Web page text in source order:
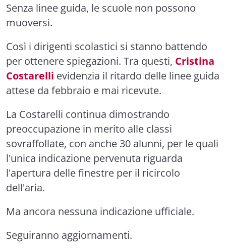
Senza linee guida, le scuole non possono
muoversi.
Così i dirigenti scolastici si stanno battendo
per ottenere spiegazioni. Tra questi, Cristina
Costarelli evidenzia il ritardo delle linee guida
attese da febbraio e mai ricevute.
La Costarelli continua dimostrando
preoccupazione in merito alle classi
sovraffollate, con anche 30 alunni, per le quali
l'unica indicazione pervenuta riguarda
l'apertura delle finestre per il ricircolo
dell'aria.
Ma ancora nessuna indicazione ufficiale.
Seguiranno aggiornamenti.